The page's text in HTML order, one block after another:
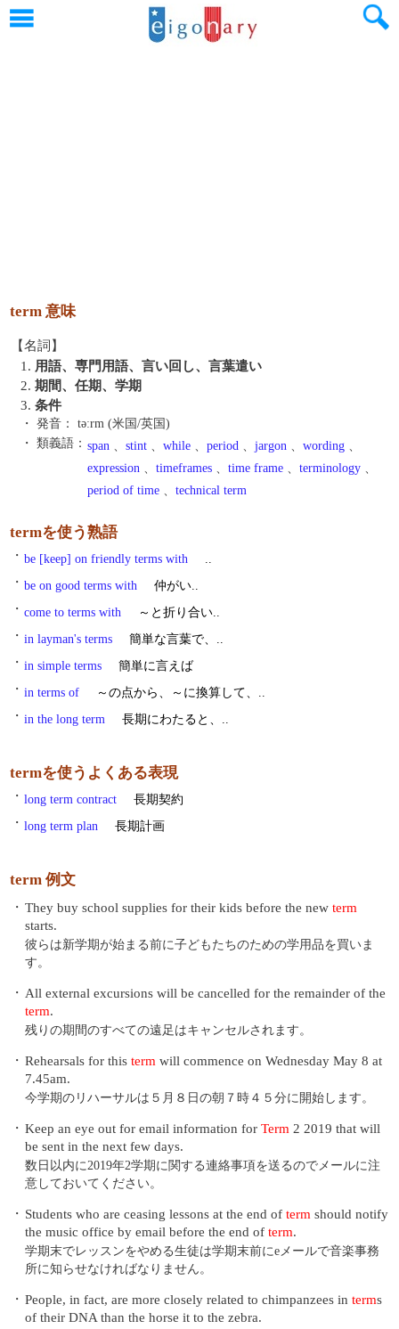
term 意味
【名詞】
1. 用語、専門用語、言い回し、言葉遣い
2. 期間、任期、学期
3. 条件
・ 発音：
təːrm (米国/英国)
・ 類義語： span 、 stint 、 while 、 period 、 jargon 、 wording 、
expression 、 timeframes 、 time frame 、 terminology 、
period of time 、 technical term
termを使う熟語
・ be [keep] on friendly terms with
..
・ be on good terms with
仲がい..
・ come to terms with
～と折り合い..
・ in layman's terms
簡単な言葉で、..
・ in simple terms
簡単に言えば
・ in terms of
～の点から、～に換算して、..
・ in the long term 長期にわたると、..
termを使うよくある表現
・ long term contract
長期契約
・ long term plan 長期計画
term 例文
・ They buy school supplies for their kids before the new term
starts.
彼らは新学期が始まる前に子どもたちのための学用品を買いま
す。
・ All external excursions will be cancelled for the remainder of the
term.
残りの期間のすべての遠足はキャンセルされます。
・ Rehearsals for this term will commence on Wednesday May 8 at
7.45am.
今学期のリハーサルは５月８日の朝７時４５分に開始します。
・ Keep an eye out for email information for Term 2 2019 that will
be sent in the next few days.
数日以内に2019年2学期に関する連絡事項を送るのでメールに注
意しておいてください。
・ Students who are ceasing lessons at the end of term should notify
the music office by email before the end of term.
学期末でレッスンをやめる生徒は学期末前にeメールで音楽事務
所に知らせなければなりません。
・ People, in fact, are more closely related to chimpanzees in terms
of their DNA than the horse it to the zebra.